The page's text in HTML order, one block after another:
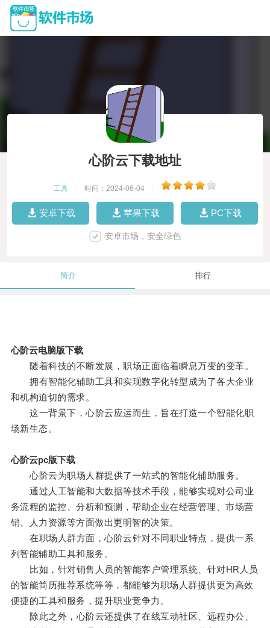
心阶云下载地址
工具 时间：2024-06-04
安卓下载 苹果下载 PC下载
安卓市场，安全绿色
简介 排行
心阶云电脑版下载
随着科技的不断发展，职场正面临着瞬息万变的变革。
拥有智能化辅助工具和实现数字化转型成为了各大企业
和机构迫切的需求。
这一背景下，心阶云应运而生，旨在打造一个智能化职
场新生态。
心阶云pc版下载
心阶云为职场人群提供了一站式的智能化辅助服务。
通过人工智能和大数据等技术手段，能够实现对公司业
务流程的监控、分析和预测，帮助企业在经营管理、市场营
销、人力资源等方面做出更明智的决策。
在职场人群方面，心阶云针对不同职业特点，提供一系
列智能辅助工具和服务。
比如，针对销售人员的智能客户管理系统、针对HR人员
的智能简历推荐系统等等，都能够为职场人群提供更为高效
便捷的工具和服务，提升职业竞争力。
除此之外，心阶云还提供了在线互动社区、远程办公、